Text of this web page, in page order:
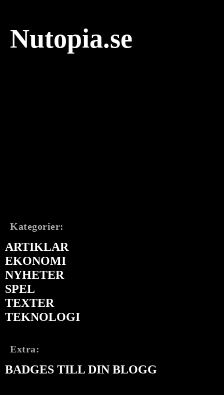
Nutopia.se
Kategorier:
ARTIKLAR
EKONOMI
NYHETER
SPEL
TEXTER
TEKNOLOGI
Extra:
BADGES TILL DIN BLOGG